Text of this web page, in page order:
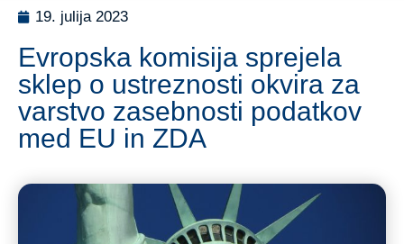
19. julija 2023
Evropska komisija sprejela
sklep o ustreznosti okvira za
varstvo zasebnosti podatkov
med EU in ZDA